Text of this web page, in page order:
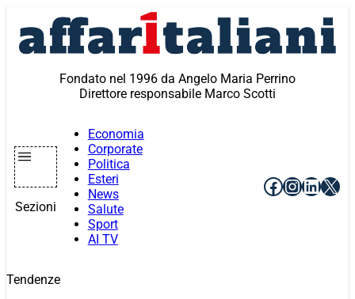
contenuto
Fondato nel 1996 da Angelo Maria Perrino
Direttore responsabile Marco Scotti
Sezioni
Economia
Corporate
Politica
Esteri
News
Salute
Sport
AI TV
Facebook
X
Tendenze